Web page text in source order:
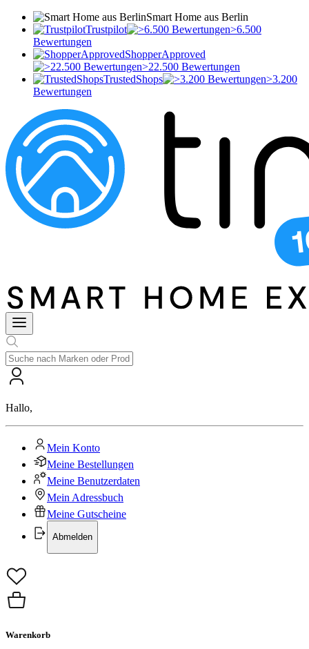
Smart Home aus Berlin
Trustpilot
>6.500
Bewertungen
ShopperApproved
>22.500 Bewertungen
TrustedShops
>3.200
Bewertungen
Hallo,
Mein Konto
Meine Bestellungen
Meine Benutzerdaten
Mein Adressbuch
Meine Gutscheine
Abmelden
Warenkorb